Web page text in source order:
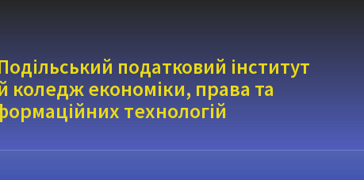
податковий інститут
коледж економіки, права та
йних технологій